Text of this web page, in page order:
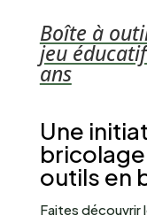
Boîte à
jeu
ans
Une
outils en
Faites découvrir